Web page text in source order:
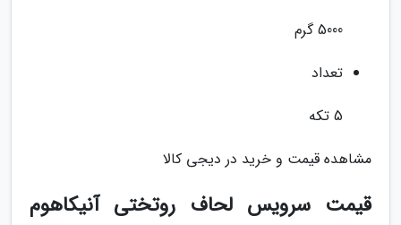
5000 گرم
تعداد
5 تکه
مشاهده قیمت و خرید در دیجی کالا
قیمت سرویس لحاف روتختی آنیکاهوم